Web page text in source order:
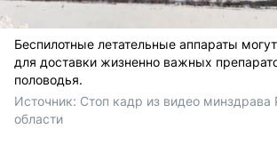
Беспилотные летательные аппараты
для доставки жизненно важных
половодья.
Источник: Стоп кадр из видео минздрава
области